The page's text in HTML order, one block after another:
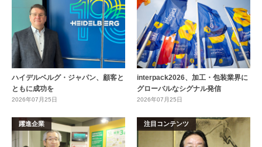
ハイデルベルグ・ジャパン、顧客と
ともに成功を
2026年07月25日
interpack2026、加工・包装業界に
グローバルなシグナル発信
2026年07月25日
躍進企業 注目コンテンツ